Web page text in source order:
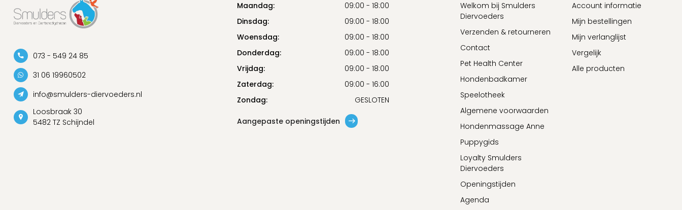
073 - 549 24 85
31 06 19960502
info@smulders-diervoeders.nl
Loosbraak 30
5482 TZ Schijndel
Maandag:
09:00 - 18:00
Dinsdag:
09:00 - 18:00
Woensdag:
09:00 - 18:00
Donderdag:
09:00 - 18:00
Vrijdag:
09:00 - 18:00
Zaterdag:
09:00 - 16:00
Zondag:
GESLOTEN
Aangepaste openingstijden
Welkom bij Smulders
Diervoeders
Verzenden & retourneren
Contact
Pet Health Center
Hondenbadkamer
Speelotheek
Algemene voorwaarden
Hondenmassage Anne
Puppygids
Loyalty Smulders
Diervoeders
Openingstijden
Agenda
Account informatie
Mijn bestellingen
Mijn verlanglijst
Vergelijk
Alle producten